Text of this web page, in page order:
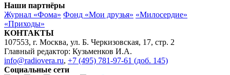
Наши партнёры
Журнал «Фома» Фонд «Мои друзья» «Милосердие»
«Приходы»
КОНТАКТЫ
107553, г. Москва, ул. Б. Черкизовская, 17, стр. 2
Главный редактор: Кузьменков И.А.
info@radiovera.ru, +7 (495) 781-97-61 (доб. 145)
Социальные сети